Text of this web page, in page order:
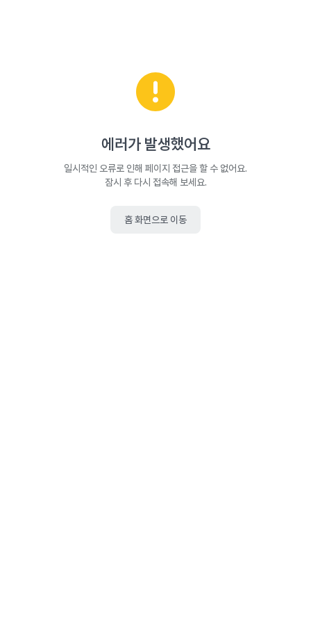
에러가 발생했어요
일시적인 오류로 인해 페이지 접근을 할 수 없어요.
잠시 후 다시 접속해 보세요.
홈 화면으로 이동